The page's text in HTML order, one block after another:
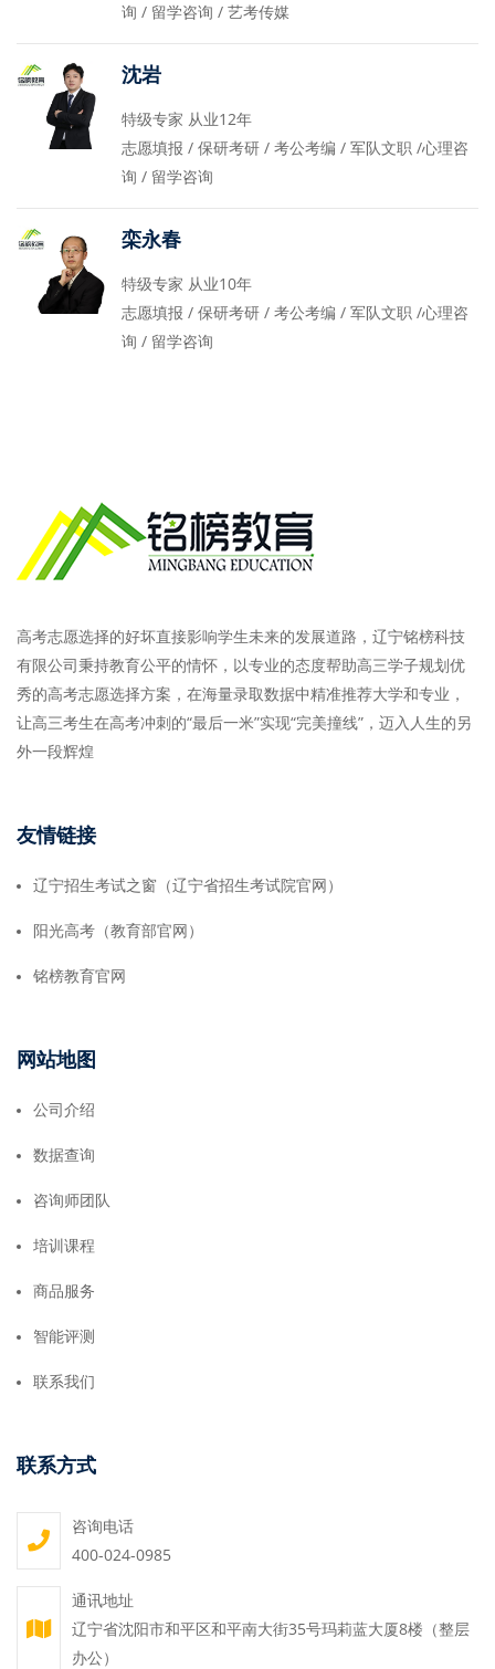
询 / 留学咨询 / 艺考传媒
沈岩
特级专家 从业12年
志愿填报 / 保研考研 / 考公考编 / 军队文职 /心理咨
询 / 留学咨询
栾永春
特级专家 从业10年
志愿填报 / 保研考研 / 考公考编 / 军队文职 /心理咨
询 / 留学咨询
高考志愿选择的好坏直接影响学生未来的发展道路，辽宁铭榜科技
有限公司秉持教育公平的情怀，以专业的态度帮助高三学子规划优
秀的高考志愿选择方案，在海量录取数据中精准推荐大学和专业，
让高三考生在高考冲刺的“最后一米”实现“完美撞线”，迈入人生的另
外一段辉煌
友情链接
辽宁招生考试之窗（辽宁省招生考试院官网）
阳光高考（教育部官网）
铭榜教育官网
网站地图
公司介绍
数据查询
咨询师团队
培训课程
商品服务
智能评测
联系我们
联系方式
咨询电话
400-024-0985
通讯地址
辽宁省沈阳市和平区和平南大街35号玛莉蓝大厦8楼（整层
办公）